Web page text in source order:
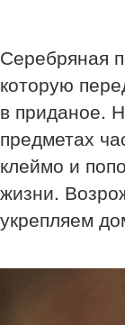
Серебряная
которую
в приданое.
предметах
клеймо и
жизни.
укрепляем